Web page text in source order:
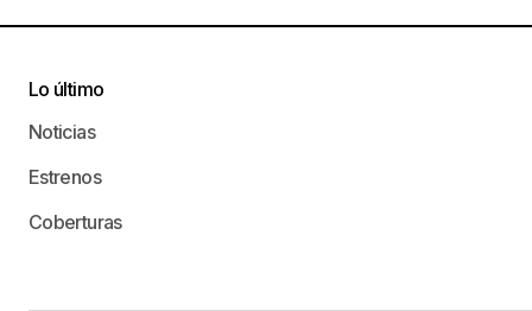
Lo último
Noticias
Estrenos
Coberturas